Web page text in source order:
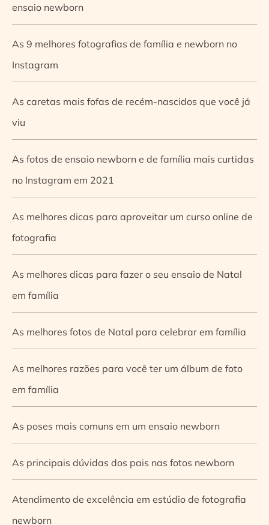
ensaio newborn
As 9 melhores fotografias de família e newborn no
Instagram
As caretas mais fofas de recém-nascidos que você já
viu
As fotos de ensaio newborn e de família mais curtidas
no Instagram em 2021
As melhores dicas para aproveitar um curso online de
fotografia
As melhores dicas para fazer o seu ensaio de Natal
em família
As melhores fotos de Natal para celebrar em família
As melhores razões para você ter um álbum de foto
em família
As poses mais comuns em um ensaio newborn
As principais dúvidas dos pais nas fotos newborn
Atendimento de excelência em estúdio de fotografia
newborn